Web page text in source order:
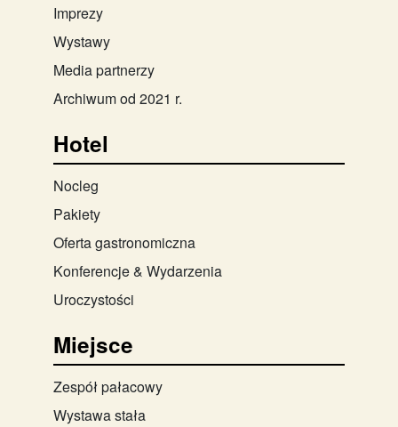
Imprezy
Wystawy
Media partnerzy
Archiwum od 2021 r.
Hotel
Nocleg
Pakiety
Oferta gastronomiczna
Konferencje & Wydarzenia
Uroczystości
Miejsce
Zespół pałacowy
Wystawa stała